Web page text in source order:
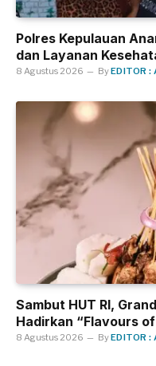
Polres Kepulauan
dan Layanan
8 Agustus 2026 ByEDITOR :
Sambut HUT RI,
Hadirkan “Flavours
8 Agustus 2026 ByEDITOR :